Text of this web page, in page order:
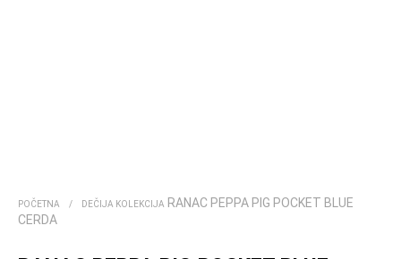
POČETNA / DEČIJA KOLEKCIJA RANAC PEPPA PIG POCKET BLUE
CERDA